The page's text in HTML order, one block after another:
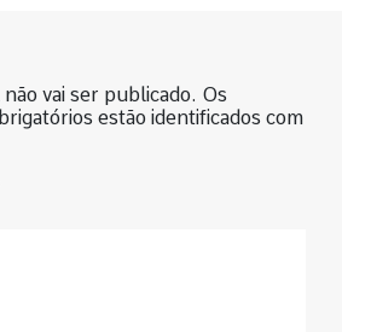
vai ser publicado. Os
estão identificados com